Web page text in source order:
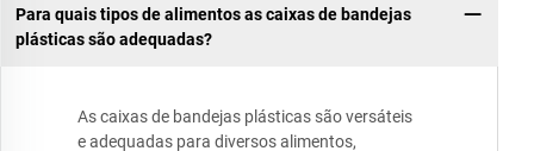
Para quais tipos de alimentos as caixas de bandejas
plásticas são adequadas?
As caixas de bandejas plásticas são versáteis
e adequadas para diversos alimentos,